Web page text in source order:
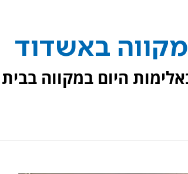
באשדוד
היום במקווה בבית